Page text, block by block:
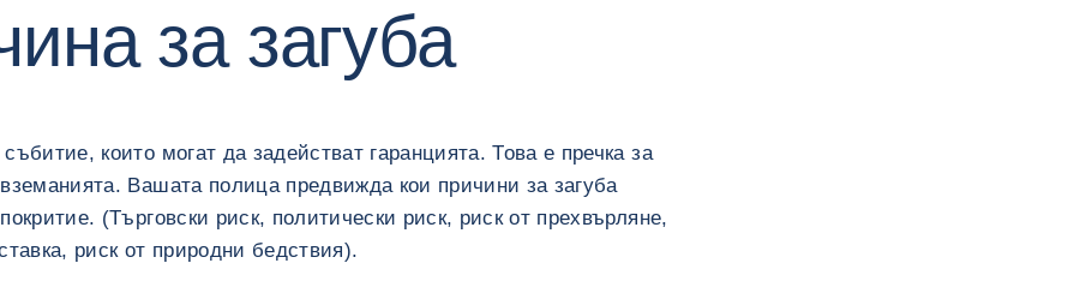
за загуба
които могат да задействат гаранцията. Това е пречка за
Вашата полица предвижда кои причини за загуба
(Търговски риск, политически риск, риск от прехвърляне,
риск от природни бедствия).